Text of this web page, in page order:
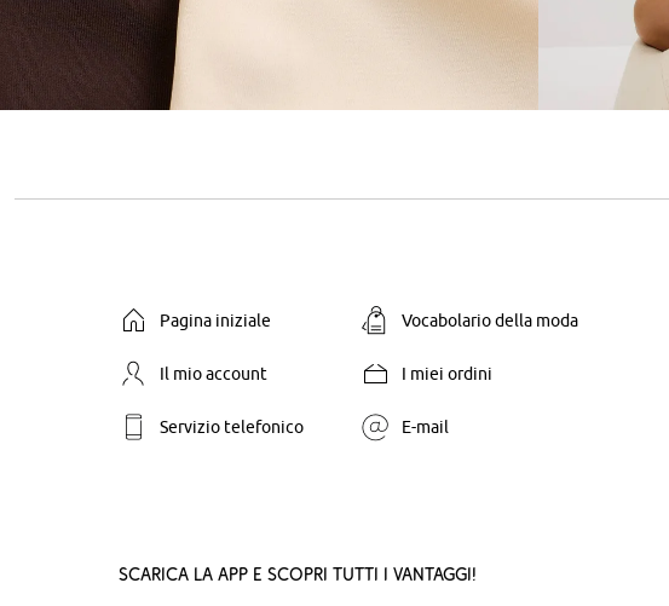
Pagina iniziale Vocabolario della moda
Il mio account I miei ordini
Servizio telefonico E-mail
Scarica la App e scopri tutti i vantaggi!